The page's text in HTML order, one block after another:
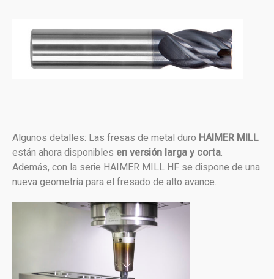
Algunos detalles: Las fresas de metal duro HAIMER MILL
están ahora disponibles en versión larga y corta.
Además, con la serie HAIMER MILL HF se dispone de una
nueva geometría para el fresado de alto avance.